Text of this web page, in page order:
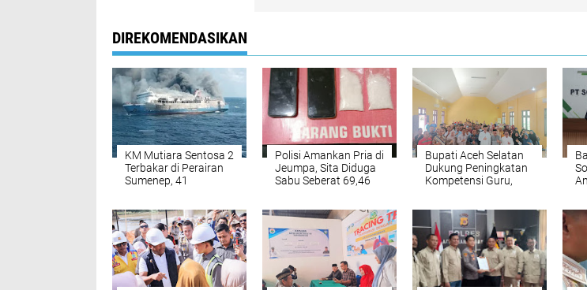
DIREKOMENDASIKAN
KM Mutiara Sentosa 2
Terbakar di Perairan
Sumenep, 41
Polisi Amankan Pria di
Jeumpa, Sita Diduga
Sabu Seberat 69,46
Bupati Aceh Selatan
Dukung Peningkatan
Kompetensi Guru,
Pascasarjana USK